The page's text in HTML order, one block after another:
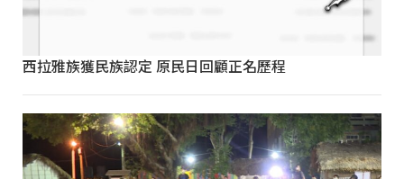
西拉雅族獲民族認定 原民日回顧正名歷程